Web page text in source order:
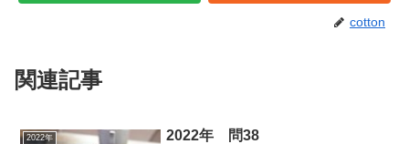
cotton
関連記事
2022年 2022年 問38